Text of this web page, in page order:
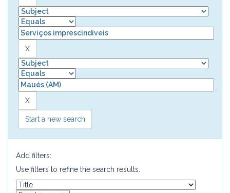
Start a new search
Add filters:
Use filters to refine the search results.